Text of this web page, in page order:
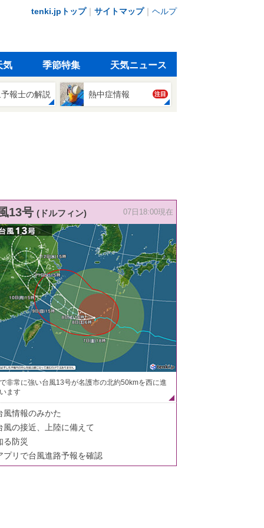
tenki.jpトップ｜ サイトマップ｜ ヘルプ
気 季節特集 天気ニュース
報士の解説 熱中症情報 注目
13号 (ドルフィン) 07日18:00現在
非常に強い台風13号が名護市の北約50kmを西に進
ます
風情報のみかた
風の接近、上陸に備えて
る防災
プリで台風進路予報を確認